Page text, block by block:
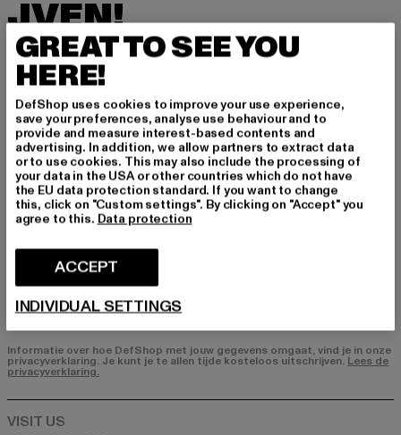
JVEN!
Meld je hier aan voor onze nieuwsbrief en ontv
ang in de toekomst informatie over actuele tre
nds, aanbiedingen en waardebonnen van DefS
hop per e-mail!
In welke producten bent u geïnteresseerd?
HEREN
DAMES
E-MAIL
AANMELDEN
Informatie over hoe DefShop met jouw gegevens omgaat, vind je in onze
privacyverklaring. Je kunt je te allen tijde kosteloos uitschrijven. Lees de
privacyverklaring.
GREAT TO SEE YOU
HERE!
DefShop uses cookies to improve your use experience,
save your preferences, analyse use behaviour and to
provide and measure interest-based contents and
advertising. In addition, we allow partners to extract data
or to use cookies. This may also include the processing of
your data in the USA or other countries which do not have
the EU data protection standard. If you want to change
this, click on "Custom settings". By clicking on "Accept" you
agree to this. Data protection
ACCEPT
INDIVIDUAL SETTINGS